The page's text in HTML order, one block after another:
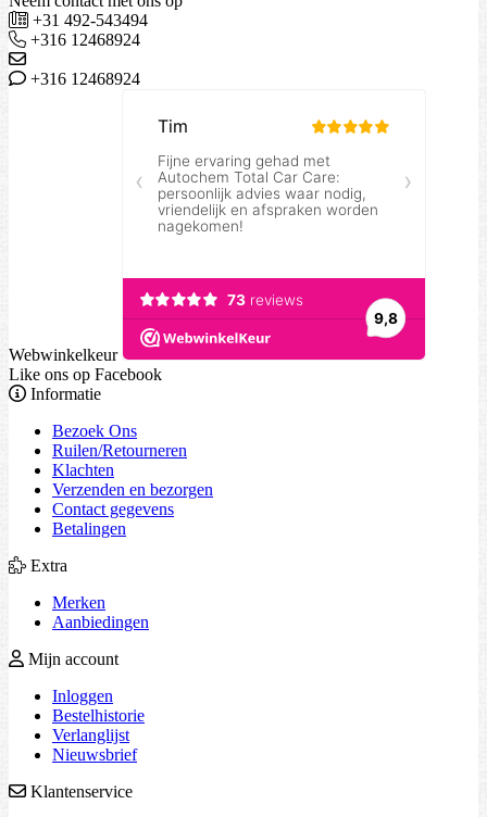
+31 492-543494
+316 12468924
+316 12468924
Webwinkelkeur
Like ons op Facebook
Informatie
Bezoek Ons
Ruilen/Retourneren
Klachten
Verzenden en bezorgen
Contact gegevens
Betalingen
Extra
Merken
Aanbiedingen
Mijn account
Inloggen
Bestelhistorie
Verlanglijst
Nieuwsbrief
Klantenservice